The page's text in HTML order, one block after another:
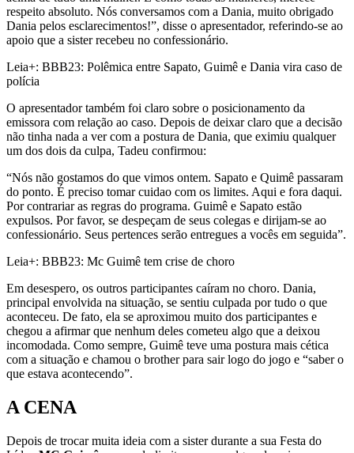
respeito absoluto. Nós conversamos com a Dania, muito obrigado
Dania pelos esclarecimentos!”, disse o apresentador, referindo-se ao
apoio que a sister recebeu no confessionário.
Leia+: BBB23: Polêmica entre Sapato, Guimê e Dania vira caso de
polícia
O apresentador também foi claro sobre o posicionamento da
emissora com relação ao caso. Depois de deixar claro que a decisão
não tinha nada a ver com a postura de Dania, que eximiu qualquer
um dos dois da culpa, Tadeu confirmou:
“Nós não gostamos do que vimos ontem. Sapato e Quimê passaram
do ponto. É preciso tomar cuidao com os limites. Aqui e fora daqui.
Por contrariar as regras do programa. Guimê e Sapato estão
expulsos. Por favor, se despeçam de seus colegas e dirijam-se ao
confessionário. Seus pertences serão entregues a vocês em seguida”.
Leia+: BBB23: Mc Guimê tem crise de choro
Em desespero, os outros participantes caíram no choro. Dania,
principal envolvida na situação, se sentiu culpada por tudo o que
aconteceu. De fato, ela se aproximou muito dos participantes e
chegou a afirmar que nenhum deles cometeu algo que a deixou
incomodada. Como sempre, Guimê teve uma postura mais cética
com a situação e chamou o brother para sair logo do jogo e “saber o
que estava acontecendo”.
A CENA
Depois de trocar muita ideia com a sister durante a sua Festa do